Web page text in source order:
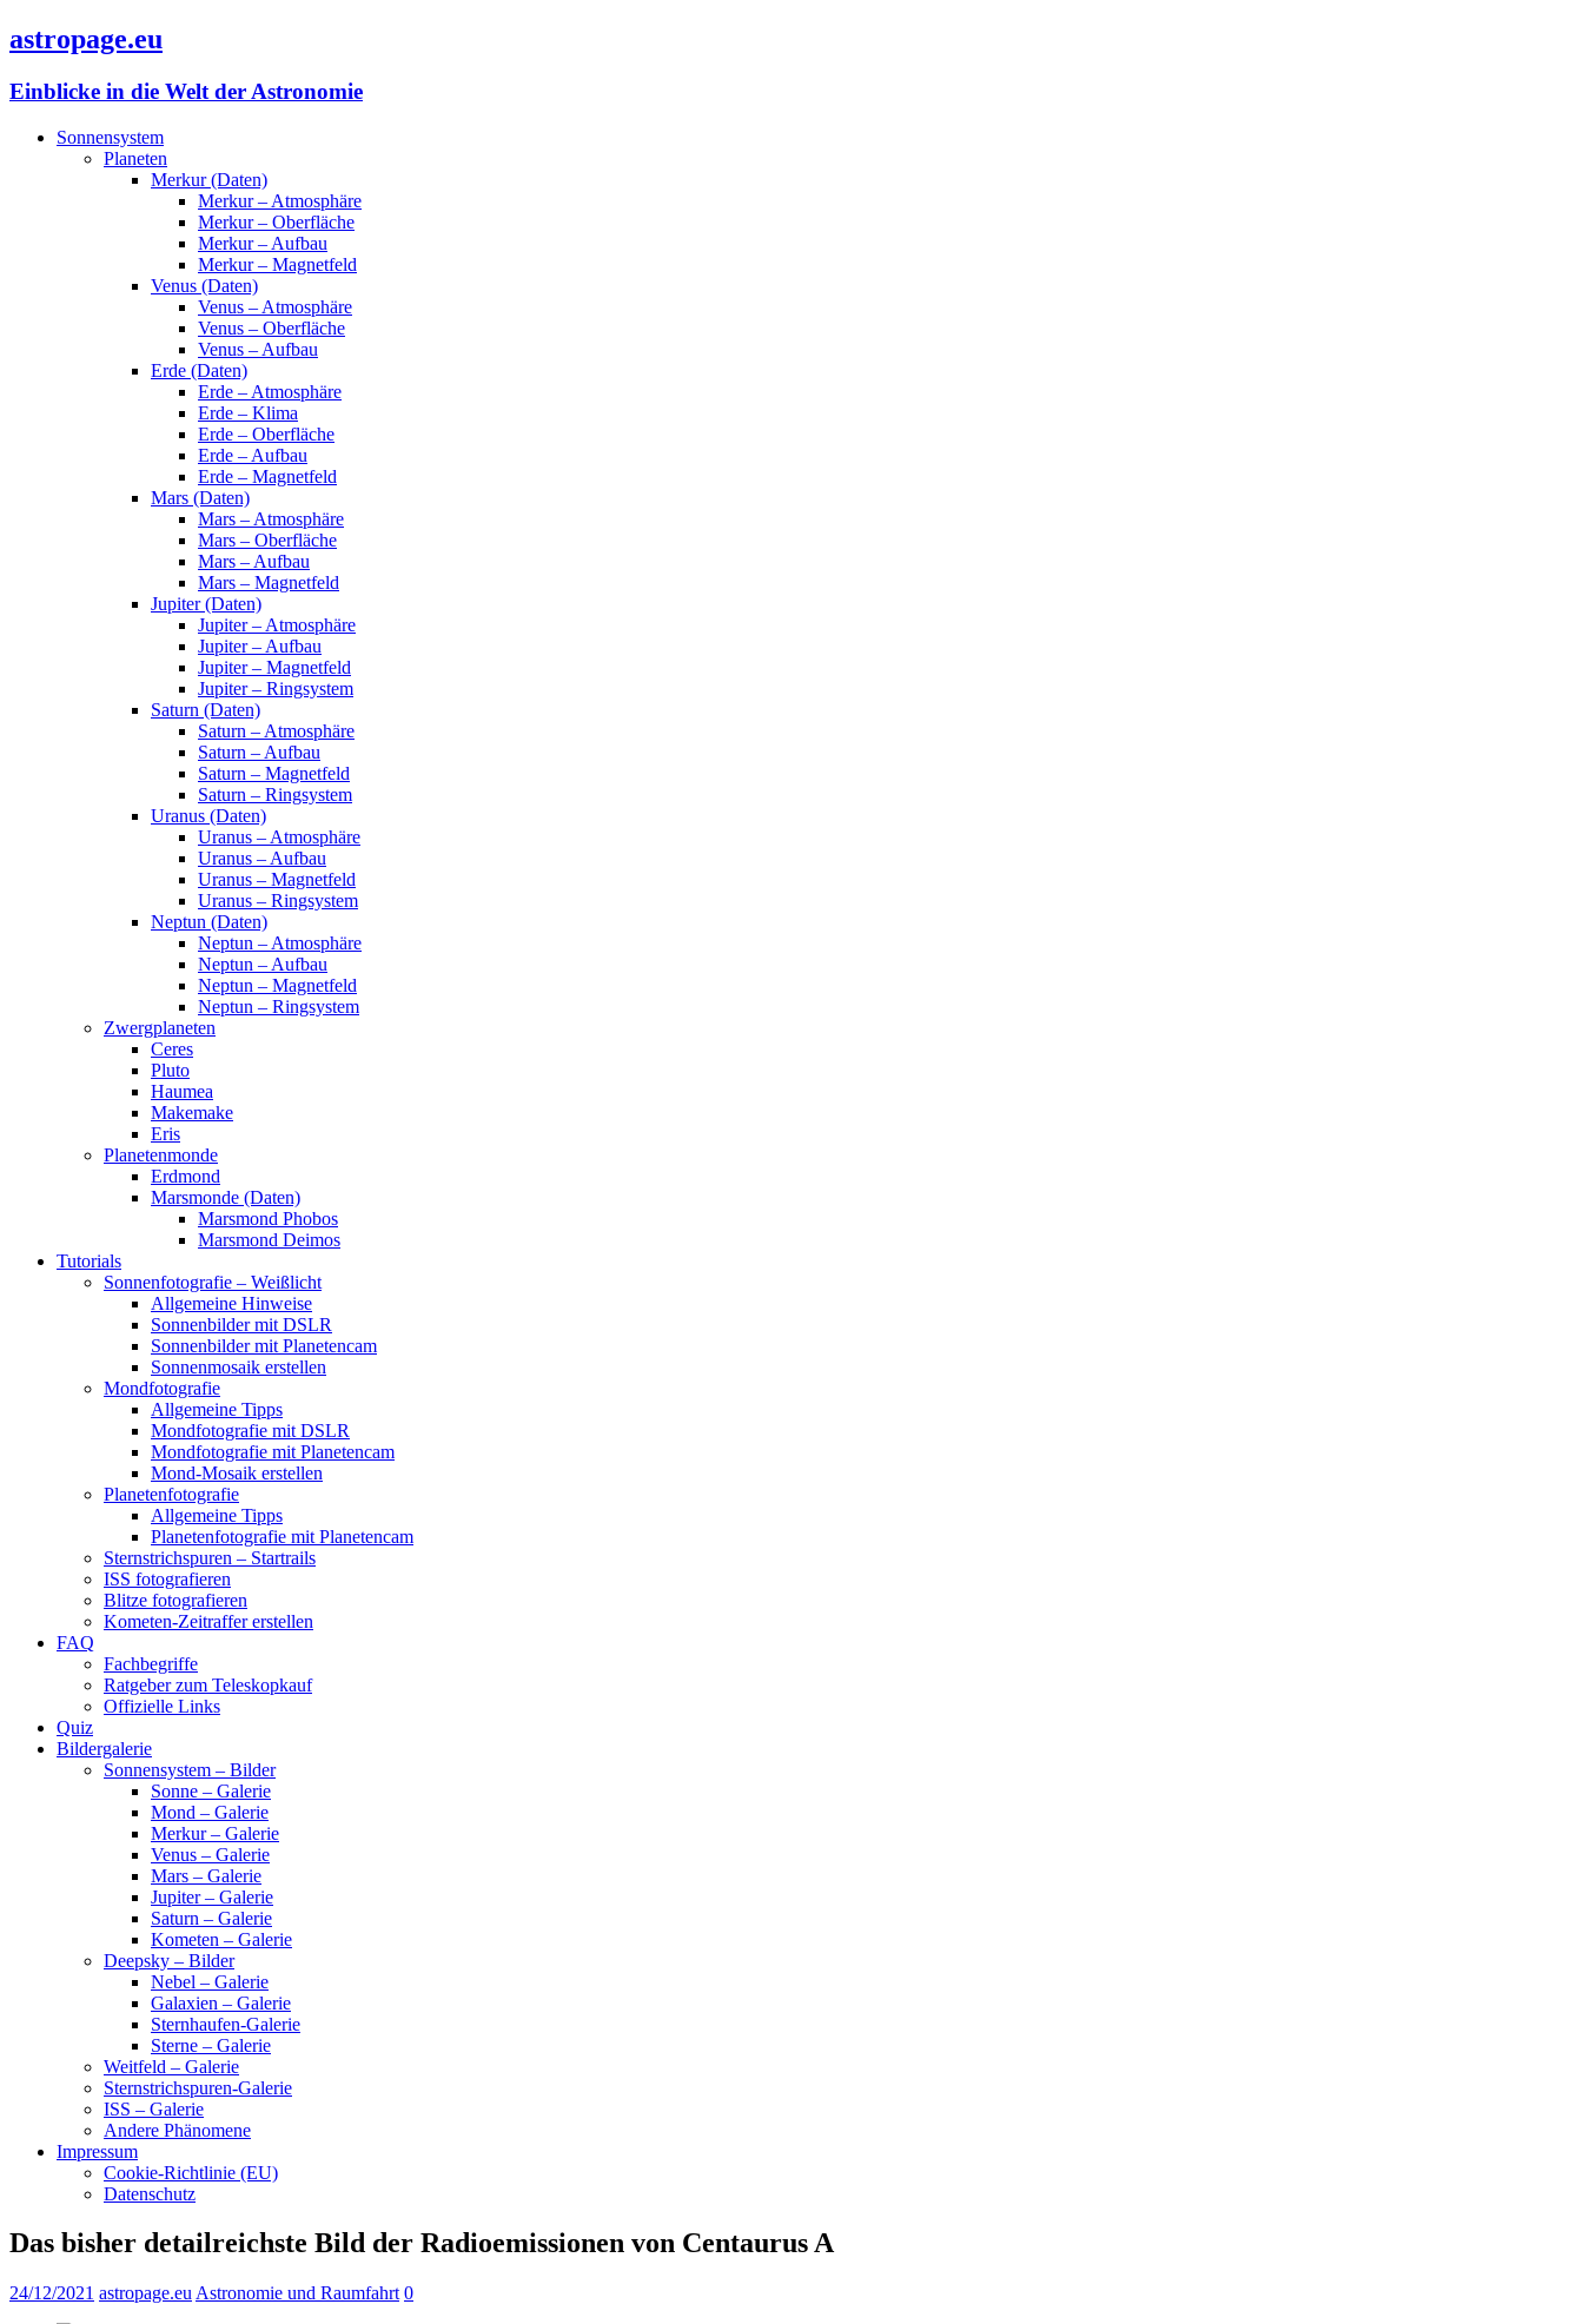
astropage.eu
Einblicke in die Welt der Astronomie
Sonnensystem
Planeten
Merkur (Daten)
Merkur – Atmosphäre
Merkur – Oberfläche
Merkur – Aufbau
Merkur – Magnetfeld
Venus (Daten)
Venus – Atmosphäre
Venus – Oberfläche
Venus – Aufbau
Erde (Daten)
Erde – Atmosphäre
Erde – Klima
Erde – Oberfläche
Erde – Aufbau
Erde – Magnetfeld
Mars (Daten)
Mars – Atmosphäre
Mars – Oberfläche
Mars – Aufbau
Mars – Magnetfeld
Jupiter (Daten)
Jupiter – Atmosphäre
Jupiter – Aufbau
Jupiter – Magnetfeld
Jupiter – Ringsystem
Saturn (Daten)
Saturn – Atmosphäre
Saturn – Aufbau
Saturn – Magnetfeld
Saturn – Ringsystem
Uranus (Daten)
Uranus – Atmosphäre
Uranus – Aufbau
Uranus – Magnetfeld
Uranus – Ringsystem
Neptun (Daten)
Neptun – Atmosphäre
Neptun – Aufbau
Neptun – Magnetfeld
Neptun – Ringsystem
Zwergplaneten
Ceres
Pluto
Haumea
Makemake
Eris
Planetenmonde
Erdmond
Marsmonde (Daten)
Marsmond Phobos
Marsmond Deimos
Tutorials
Sonnenfotografie – Weißlicht
Allgemeine Hinweise
Sonnenbilder mit DSLR
Sonnenbilder mit Planetencam
Sonnenmosaik erstellen
Mondfotografie
Allgemeine Tipps
Mondfotografie mit DSLR
Mondfotografie mit Planetencam
Mond-Mosaik erstellen
Planetenfotografie
Allgemeine Tipps
Planetenfotografie mit Planetencam
Sternstrichspuren – Startrails
ISS fotografieren
Blitze fotografieren
Kometen-Zeitraffer erstellen
FAQ
Fachbegriffe
Ratgeber zum Teleskopkauf
Offizielle Links
Quiz
Bildergalerie
Sonnensystem – Bilder
Sonne – Galerie
Mond – Galerie
Merkur – Galerie
Venus – Galerie
Mars – Galerie
Jupiter – Galerie
Saturn – Galerie
Kometen – Galerie
Deepsky – Bilder
Nebel – Galerie
Galaxien – Galerie
Sternhaufen-Galerie
Sterne – Galerie
Weitfeld – Galerie
Sternstrichspuren-Galerie
ISS – Galerie
Andere Phänomene
Impressum
Cookie-Richtlinie (EU)
Datenschutz
Das bisher detailreichste Bild der Radioemissionen von Centaurus A
24/12/2021 astropage.eu Astronomie und Raumfahrt 0